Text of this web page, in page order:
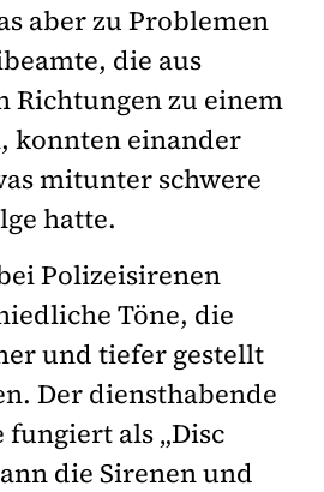
aber zu Problemen
die aus
Richtungen zu einem
konnten einander
mitunter schwere
hatte.
Polizeisirenen
Töne, die
und tiefer gestellt
Der diensthabende
als „Disc
die Sirenen und